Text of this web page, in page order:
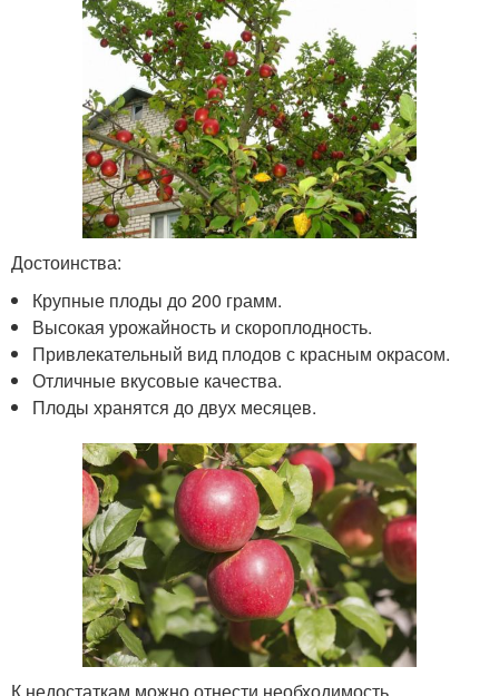
Достоинства:
Крупные плоды до 200 грамм.
Высокая урожайность и скороплодность.
Привлекательный вид плодов с красным окрасом.
Отличные вкусовые качества.
Плоды хранятся до двух месяцев.
К недостаткам можно отнести необходимость